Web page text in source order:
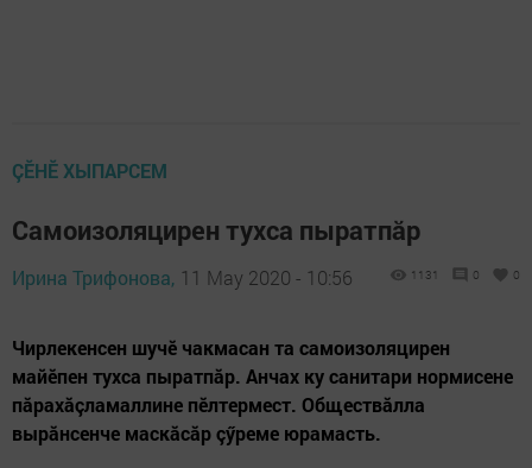
ÇӖНӖ ХЫПАРСЕМ
Самоизоляцирен тухса пыратпăр
Ирина Трифонова, 11 May 2020 - 10:56 1131 0 0
Чирлекенсен шучӗ чакмасан та самоизоляцирен
майӗпен тухса пыратпăр. Анчах ку санитари нормисене
пăрахăçламаллине пӗлтермест. Обществăлла
вырăнсенче маскăсăр çӳреме юрамасть.